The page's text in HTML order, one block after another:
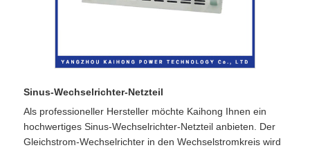
Sinus-Wechselrichter-Netzteil
Als professioneller Hersteller möchte Kaihong Ihnen ein
hochwertiges Sinus-Wechselrichter-Netzteil anbieten. Der
Gleichstrom-Wechselrichter in den Wechselstromkreis wird